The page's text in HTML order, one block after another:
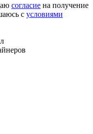
согласие на получение
с условиями